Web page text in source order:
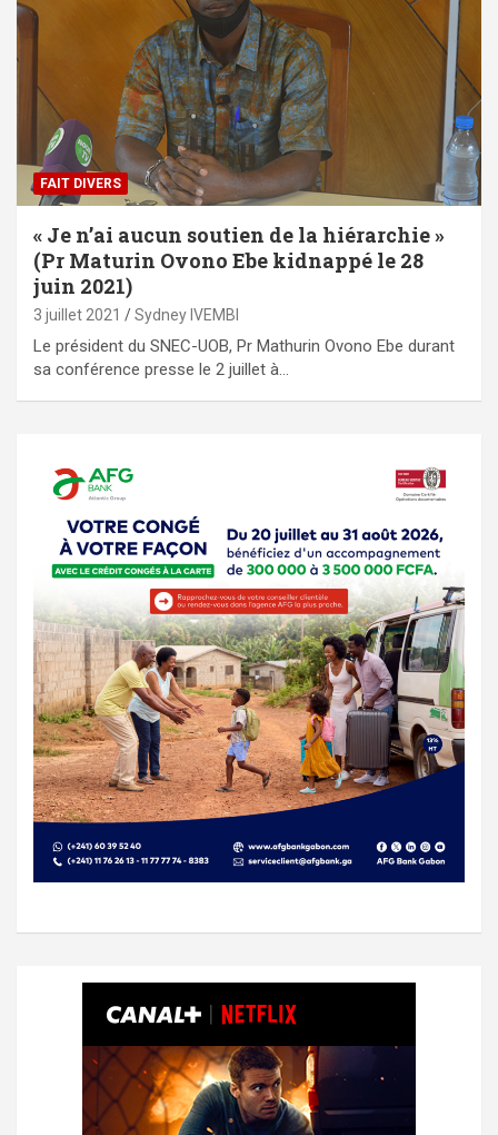
FAIT DIVERS
« Je n’ai aucun soutien de la hiérarchie »
(Pr Maturin Ovono Ebe kidnappé le 28
juin 2021)
3 juillet 2021 Sydney IVEMBI
Le président du SNEC-UOB, Pr Mathurin Ovono Ebe durant
sa conférence presse le 2 juillet à…